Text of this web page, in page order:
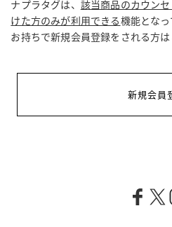
ナプラタグは、 該当商品のカウン
けた方のみが利用できる機能とな
お持ちで新規会員登録をされる方
新規会員